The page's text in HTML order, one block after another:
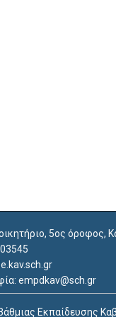
5ος όροφος,
empdkav@sch.gr
Εκπαίδευσης